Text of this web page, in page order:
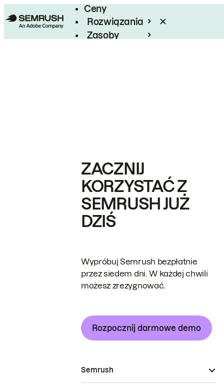
Ceny
Rozwiązania
Zasoby
ZACZNIJ
KORZYSTAĆ Z
SEMRUSH JUŻ
DZIŚ
Wypróbuj Semrush bezpłatnie
przez siedem dni. W każdej chwili
możesz zrezygnować.
Rozpocznij darmowe demo
Semrush